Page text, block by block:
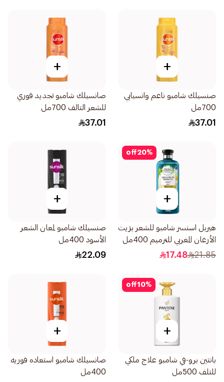
+
صنسيلك شامبو ناعم وانسيابي
700مل
37.01
+
صانسيلك شامبو تجديد فوري
للشعر التالف 700مل
37.01
20%
off
+
هيربل اسنسز شامبو للشعر بزيت
الأرغان المغربي للترميم 400مل
21.85
17.48
+
صنسيلك شامبو لمعان الشعر
الأسود 400مل
22.09
10%
off
+
بانتين برو-في شامبو علاج ملكي
للتلف 500مل
+
صانسيلك شامبو استعاده فوريه
400مل